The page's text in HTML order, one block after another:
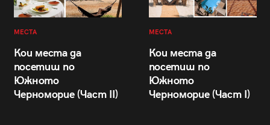
МЕСТА
Кои места да
посетиш по
Южното
Черноморие (Част II)
МЕСТА
Кои места да
посетиш по
Южното
Черноморие (Част I)